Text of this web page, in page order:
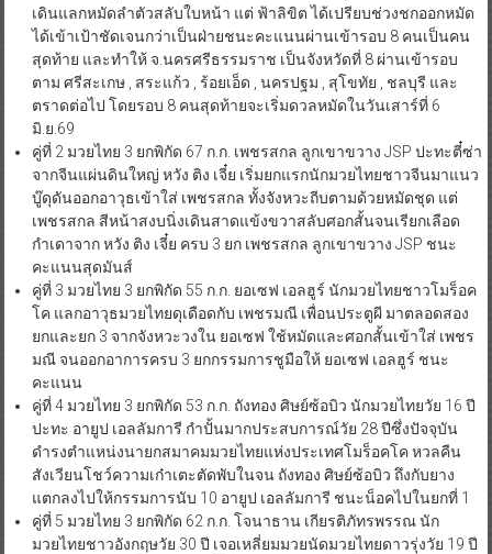
เดินแลกหมัดลำตัวสลับใบหน้า แต่ ฟ้าลิขิต ได้เปรียบช่วงชกออกหมัด
ได้เข้าเป้าชัดเจนกว่าเป็นฝ่ายชนะคะแนนผ่านเข้ารอบ 8 คนเป็นคน
สุดท้าย และทำให้ จ.นครศรีธรรมราช เป็นจังหวัดที่ 8 ผ่านเข้ารอบ
ตาม ศรีสะเกษ , สระแก้ว , ร้อยเอ็ด , นครปฐม , สุโขทัย , ชลบุรี และ
ตราดต่อไป โดยรอบ 8 คนสุดท้ายจะเริ่มดวลหมัดในวันเสาร์ที่ 6
มิ.ย.69
คู่ที่ 2 มวยไทย 3 ยกพิกัด 67 ก.ก. เพชรสกล ลูกเขาขวาง JSP ปะทะตี๋ซ่า
จากจีนแผ่นดินใหญ่ หวัง ติง เจี๋ย เริ่มยกแรกนักมวยไทยชาวจีนมาแนว
บู๊ดุดันออกอาวุธเข้าใส่ เพชรสกล ทั้งจังหวะถีบตามด้วยหมัดชุด แต่
เพชรสกล สีหน้าสงบนิ่งเดินสาดแข้งขวาสลับศอกสั้นจนเรียกเลือด
กำเดาจาก หวัง ติง เจี๋ย ครบ 3 ยก เพชรสกล ลูกเขาขวาง JSP ชนะ
คะแนนสุดมันส์
คู่ที่ 3 มวยไทย 3 ยกพิกัด 55 ก.ก. ยอเซฟ เอลฮูร์ นักมวยไทยชาวโมร็อค
โค แลกอาวุธมวยไทยดุเดือดกับ เพชรมณี เพื่อนประตูผี มาตลอดสอง
ยกและยก 3 จากจังหวะวงใน ยอเซฟ ใช้หมัดและศอกสั้นเข้าใส่ เพชร
มณี จนออกอาการครบ 3 ยกกรรมการชูมือให้ ยอเซฟ เอลฮูร์ ชนะ
คะแนน
คู่ที่ 4 มวยไทย 3 ยกพิกัด 53 ก.ก. ถังทอง ศิษย์ซ้อบิว นักมวยไทยวัย 16 ปี
ปะทะ อายูป เอลลัมการี กำปั้นมากประสบการณ์วัย 28 ปีซึ่งปัจจุบัน
ดำรงตำแหน่งนายกสมาคมมวยไทยแห่งประเทศโมร็อคโค หวลคืน
สังเวียนโชว์ความเก๋าเตะตัดพับในจน ถังทอง ศิษย์ซ้อบิว ถึงกับยาง
แตกลงไปให้กรรมการนับ 10 อายูป เอลลัมการี ชนะน็อคไปในยกที่ 1
คู่ที่ 5 มวยไทย 3 ยกพิกัด 62 ก.ก. โจนาธาน เกียรติภัทรพรรณ นัก
มวยไทยชาวอังกฤษวัย 30 ปี เจอเหลี่ยมมวยนัดมวยไทยดาวรุ่งวัย 19 ปี